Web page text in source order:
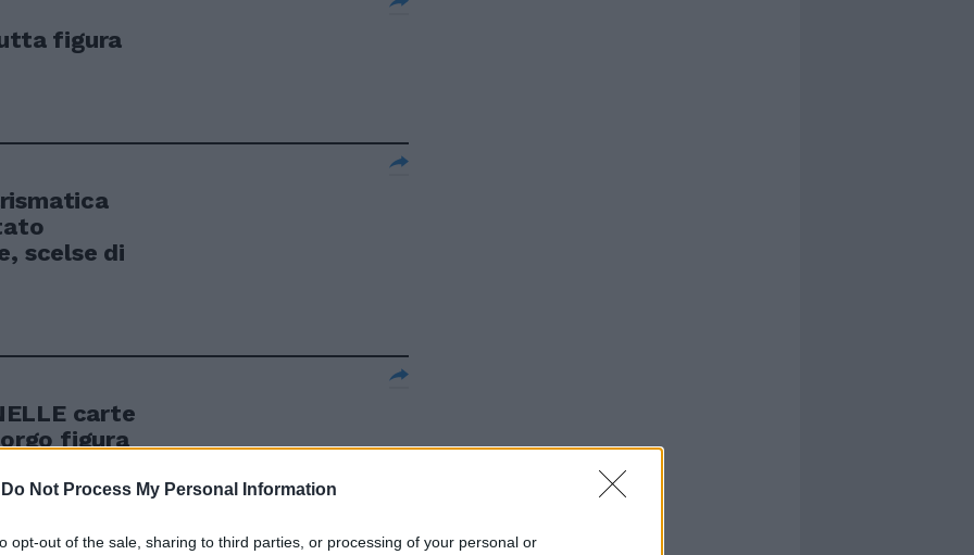
Do Not Process My Personal Information
opt-out of the sale, sharing to third parties, or processing of your personal or
figura
scelse di
carte
figura
per ...